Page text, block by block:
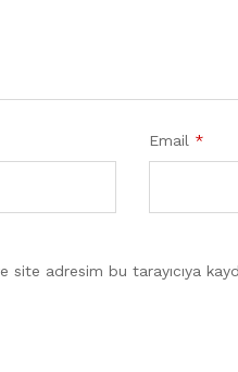
Email *
site adresim bu tarayıcıya